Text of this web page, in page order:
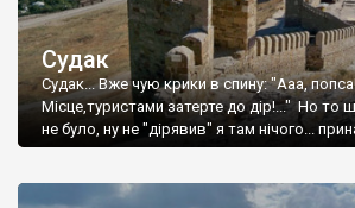
Судак
Судак... Вже чую крики в спину: "Ааа,
Місце,туристами затерте до дір!..." Но то
не було, ну не "дірявив" я там нічого...